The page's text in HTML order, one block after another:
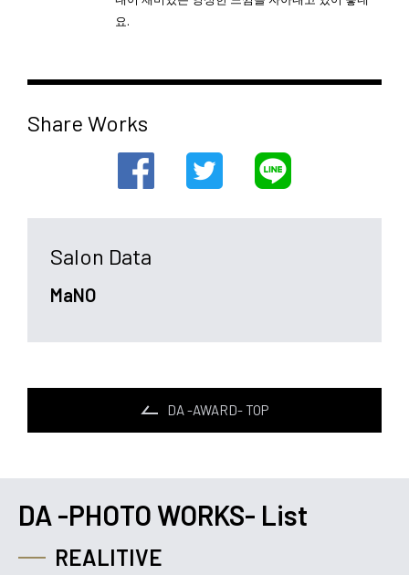
요.
Share Works
Salon Data
MaNO
DA -AWARD- TOP
DA -PHOTO WORKS- List
REALITIVE